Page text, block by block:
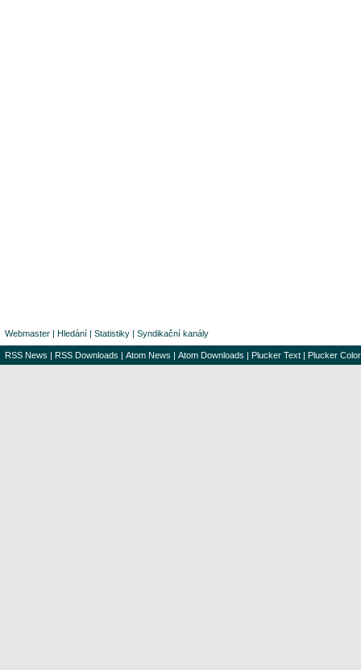
Webmaster | Hledání | Statistiky | Syndikační kanály
RSS News | RSS Downloads | Atom News | Atom Downloads | Plucker Text | Plucker Color